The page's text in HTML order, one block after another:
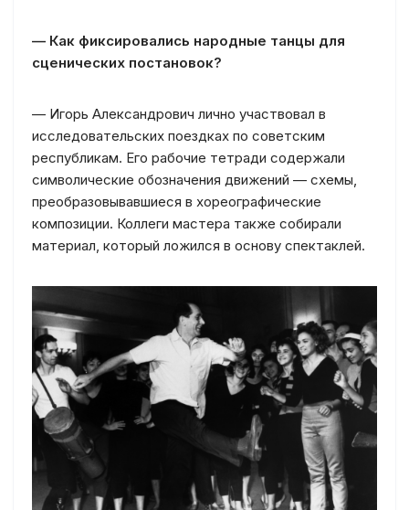
— Как фиксировались народные танцы для
сценических постановок?
— Игорь Александрович лично участвовал в
исследовательских поездках по советским
республикам. Его рабочие тетради содержали
символические обозначения движений — схемы,
преобразовывавшиеся в хореографические
композиции. Коллеги мастера также собирали
материал, который ложился в основу спектаклей.